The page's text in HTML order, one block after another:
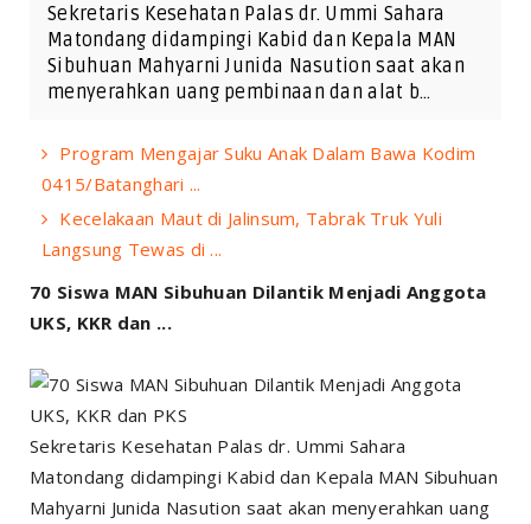
Sekretaris Kesehatan Palas dr. Ummi Sahara
Matondang didampingi Kabid dan Kepala MAN
Sibuhuan Mahyarni Junida Nasution saat akan
menyerahkan uang pembinaan dan alat b…
Program Mengajar Suku Anak Dalam Bawa Kodim
0415/Batanghari ...
Kecelakaan Maut di Jalinsum, Tabrak Truk Yuli
Langsung Tewas di ...
70 Siswa MAN Sibuhuan Dilantik Menjadi Anggota
UKS, KKR dan ...
Sekretaris Kesehatan Palas dr. Ummi Sahara
Matondang didampingi Kabid dan Kepala MAN Sibuhuan
Mahyarni Junida Nasution saat akan menyerahkan uang